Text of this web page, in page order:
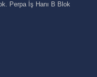
Perpa İş Hanı B Blok